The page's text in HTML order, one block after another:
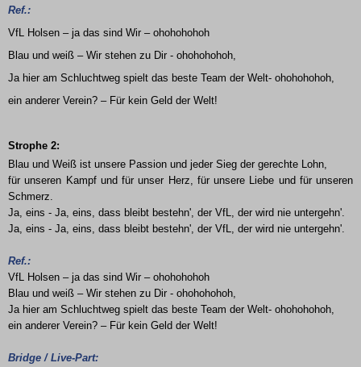
Ref.:
VfL Holsen – ja das sind Wir – ohohohohoh
Blau und weiß – Wir stehen zu Dir - ohohohohoh,
Ja hier am Schluchtweg spielt das beste Team der Welt- ohohohohoh,
ein anderer Verein? – Für kein Geld der Welt!
Strophe 2:
Blau und Weiß ist unsere Passion und jeder Sieg der gerechte Lohn,
für unseren Kampf und für unser Herz, für unsere Liebe und für unseren
Schmerz.
Ja, eins - Ja, eins, dass bleibt bestehn', der VfL, der wird nie untergehn'.
Ja, eins - Ja, eins, dass bleibt bestehn', der VfL, der wird nie untergehn'.
Ref.:
VfL Holsen – ja das sind Wir – ohohohohoh
Blau und weiß – Wir stehen zu Dir - ohohohohoh,
Ja hier am Schluchtweg spielt das beste Team der Welt- ohohohohoh,
ein anderer Verein? – Für kein Geld der Welt!
Bridge / Live-Part: